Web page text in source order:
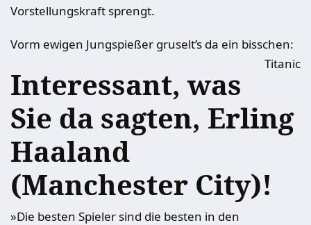
Vorstellungskraft sprengt.
Vorm ewigen Jungspießer gruselt’s da ein bisschen:
Titanic
Interessant, was
Sie da sagten, Erling
Haaland
(Manchester City)!
»Die besten Spieler sind die besten in den